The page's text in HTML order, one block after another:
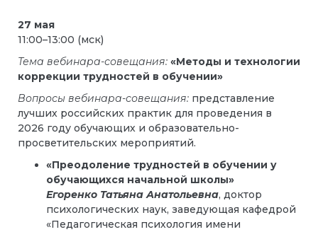
27 мая
11:00–13:00 (мск)
Тема вебинара-совещания: «Методы и технологии
коррекции трудностей в обучении»
Вопросы вебинара-совещания: представление
лучших российских практик для проведения в
2026 году обучающих и образовательно-
просветительских мероприятий.
«Преодоление трудностей в обучении у
обучающихся начальной школы»
Егоренко Татьяна Анатольевна, доктор
психологических наук, заведующая кафедрой
«Педагогическая психология имени